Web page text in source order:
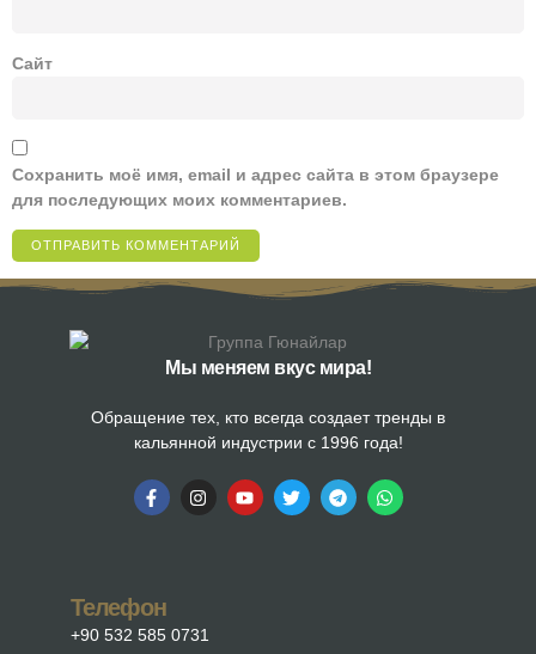
Сайт
Сохранить моё имя, email и адрес сайта в этом браузере
для последующих моих комментариев.
Мы меняем вкус мира!
Обращение тех, кто всегда создает тренды в
кальянной индустрии с 1996 года!
Телефон
+90 532 585 0731